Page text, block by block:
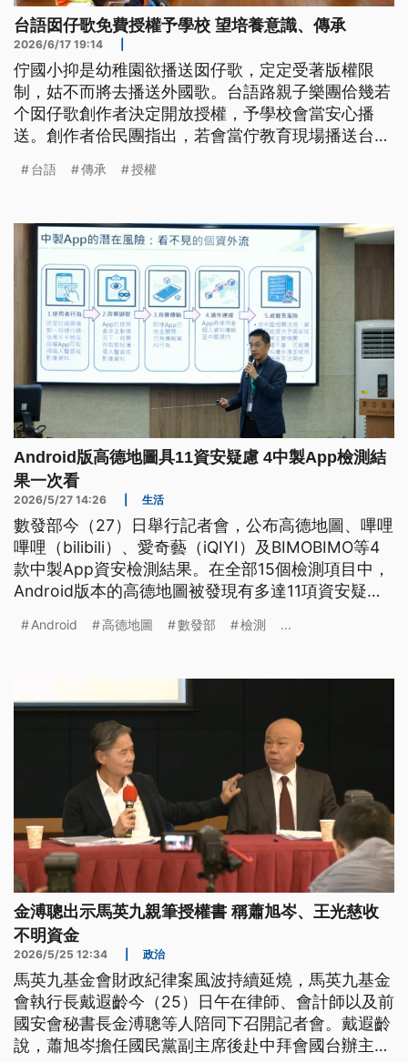
台語囡仔歌免費授權予學校 望培養意識、傳承
2026/6/17 19:14
佇國小抑是幼稚園欲播送囡仔歌，定定受著版權限
制，姑不而將去播送外國歌。台語路親子樂團佮幾若
个囡仔歌創作者決定開放授權，予學校會當安心播
送。創作者佮民團指出，若會當佇教育現場播送台語
意識佮文化傳承，有真大幫贊。(新聞標題、導言為
台語 傳承 授權
Android版高德地圖具11資安疑慮 4中製App檢測結
果一次看
2026/5/27 14:26 生活
數發部今（27）日舉行記者會，公布高德地圖、嗶哩
嗶哩（bilibili）、愛奇藝（iQIYI）及BIMOBIMO等4
款中製App資安檢測結果。在全部15個檢測項目中，
Android版本的高德地圖被發現有多達11項資安疑
Android使用者分別該注意哪些資安疑慮？
Android 高德地圖 數發部 檢測 ...
金溥聰出示馬英九親筆授權書 稱蕭旭岑、王光慈收
不明資金
2026/5/25 12:34 政治
馬英九基金會財政紀律案風波持續延燒，馬英九基金
會執行長戴遐齡今（25）日午在律師、會計師以及前
國安會秘書長金溥聰等人陪同下召開記者會。戴遐齡
說，蕭旭岑擔任國民黨副主席後赴中拜會國台辦主任